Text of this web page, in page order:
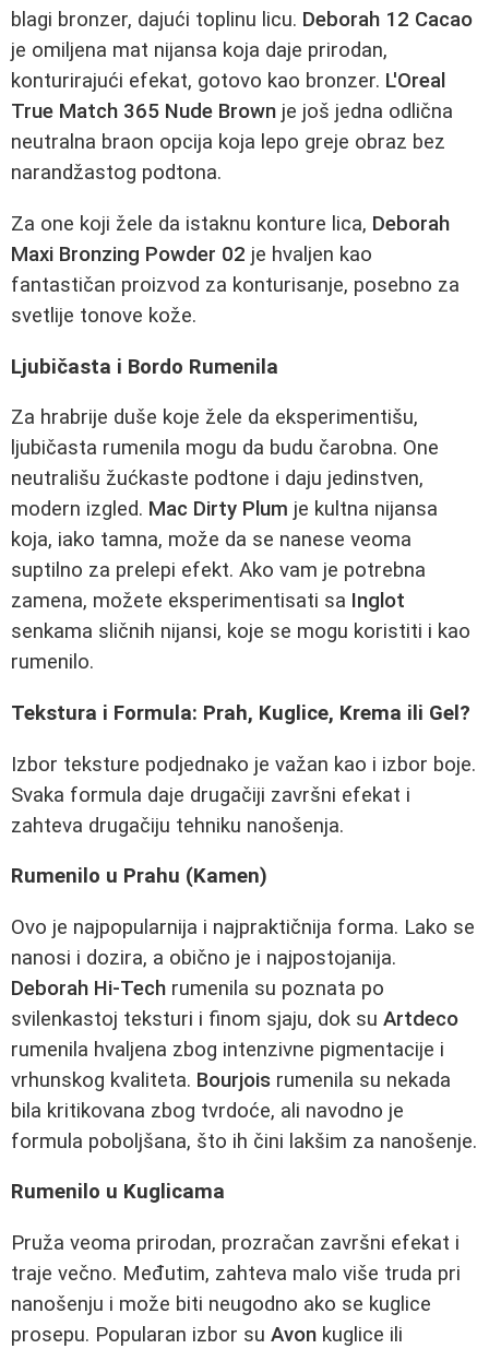
blagi bronzer, dajući toplinu licu. Deborah 12 Cacao
je omiljena mat nijansa koja daje prirodan,
konturirajući efekat, gotovo kao bronzer. L'Oreal
True Match 365 Nude Brown je još jedna odlična
neutralna braon opcija koja lepo greje obraz bez
narandžastog podtona.
Za one koji žele da istaknu konture lica, Deborah
Maxi Bronzing Powder 02 je hvaljen kao
fantastičan proizvod za konturisanje, posebno za
svetlije tonove kože.
Ljubičasta i Bordo Rumenila
Za hrabrije duše koje žele da eksperimentišu,
ljubičasta rumenila mogu da budu čarobna. One
neutrališu žućkaste podtone i daju jedinstven,
modern izgled. Mac Dirty Plum je kultna nijansa
koja, iako tamna, može da se nanese veoma
suptilno za prelepi efekt. Ako vam je potrebna
zamena, možete eksperimentisati sa Inglot
senkama sličnih nijansi, koje se mogu koristiti i kao
rumenilo.
Tekstura i Formula: Prah, Kuglice, Krema ili Gel?
Izbor teksture podjednako je važan kao i izbor boje.
Svaka formula daje drugačiji završni efekat i
zahteva drugačiju tehniku nanošenja.
Rumenilo u Prahu (Kamen)
Ovo je najpopularnija i najpraktičnija forma. Lako se
nanosi i dozira, a obično je i najpostojanija.
Deborah Hi-Tech rumenila su poznata po
svilenkastoj teksturi i finom sjaju, dok su Artdeco
rumenila hvaljena zbog intenzivne pigmentacije i
vrhunskog kvaliteta. Bourjois rumenila su nekada
bila kritikovana zbog tvrdoće, ali navodno je
formula poboljšana, što ih čini lakšim za nanošenje.
Rumenilo u Kuglicama
Pruža veoma prirodan, prozračan završni efekat i
traje večno. Međutim, zahteva malo više truda pri
nanošenju i može biti neugodno ako se kuglice
prosepu. Popularan izbor su Avon kuglice ili